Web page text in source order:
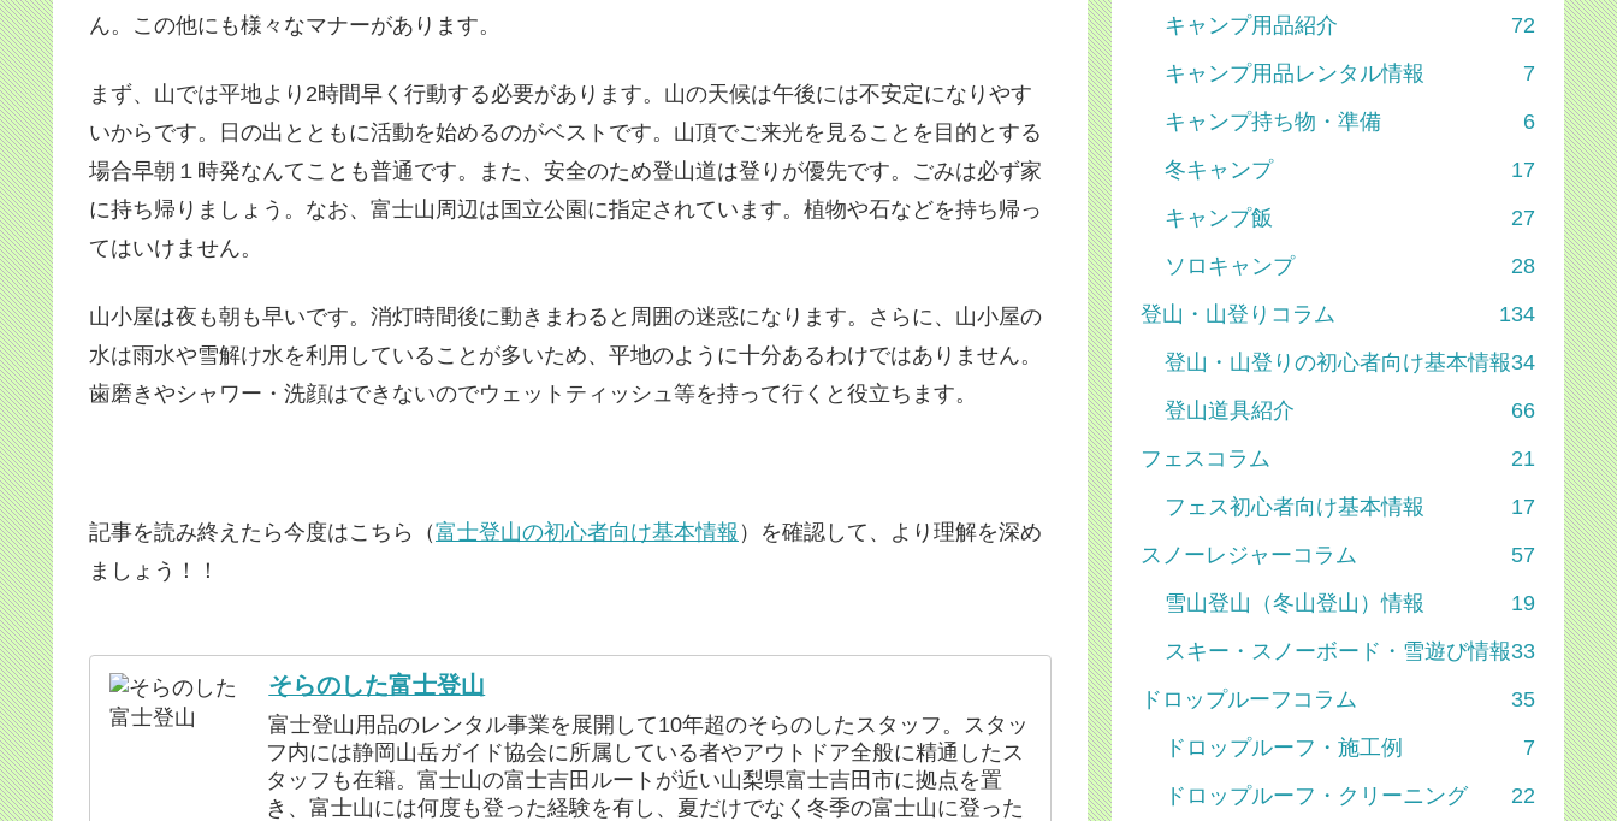
ん。この他にも様々なマナーがあります。
まず、山では平地より2時間早く行動する必要があります。山の天候は午後には不安定になりやす
いからです。日の出とともに活動を始めるのがベストです。山頂でご来光を見ることを目的とする
場合早朝１時発なんてことも普通です。また、安全のため登山道は登りが優先です。ごみは必ず家
に持ち帰りましょう。なお、富士山周辺は国立公園に指定されています。植物や石などを持ち帰っ
てはいけません。
山小屋は夜も朝も早いです。消灯時間後に動きまわると周囲の迷惑になります。さらに、山小屋の
水は雨水や雪解け水を利用していることが多いため、平地のように十分あるわけではありません。
歯磨きやシャワー・洗顔はできないのでウェットティッシュ等を持って行くと役立ちます。
記事を読み終えたら今度はこちら（富士登山の初心者向け基本情報 ）を確認して、より理解を深め
ましょう！！
そらのした富士登山
富士登山用品のレンタル事業を展開して10年超のそらのしたスタッフ。スタッ
フ内には静岡山岳ガイド協会に所属している者やアウトドア全般に精通したス
タッフも在籍。富士山の富士吉田ルートが近い山梨県富士吉田市に拠点を置
き、富士山には何度も登った経験を有し、夏だけでなく冬季の富士山に登った
キャンプ用品紹介
72
キャンプ用品レンタル情報
7
キャンプ持ち物・準備
6
冬キャンプ
17
キャンプ飯
27
ソロキャンプ
28
登山・山登りコラム
134
登山・山登りの初心者向け基本情報34
登山道具紹介
66
フェスコラム
21
フェス初心者向け基本情報
17
スノーレジャーコラム
57
雪山登山（冬山登山）情報
19
スキー・スノーボード・雪遊び情報33
ドロップルーフコラム
35
ドロップルーフ・施工例
7
ドロップルーフ・クリーニング
22